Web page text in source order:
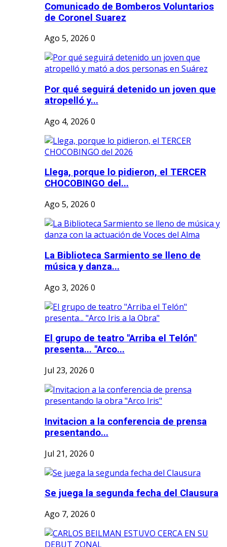
Comunicado de Bomberos Voluntarios
de Coronel Suarez
Ago 5, 2026 0
Por qué seguirá detenido un joven que
atropelló y...
Ago 4, 2026 0
Llega, porque lo pidieron, el TERCER
CHOCOBINGO del...
Ago 5, 2026 0
La Biblioteca Sarmiento se lleno de
música y danza...
Ago 3, 2026 0
El grupo de teatro "Arriba el Telón"
presenta... "Arco...
Jul 23, 2026 0
Invitacion a la conferencia de prensa
presentando...
Jul 21, 2026 0
Se juega la segunda fecha del Clausura
Ago 7, 2026 0